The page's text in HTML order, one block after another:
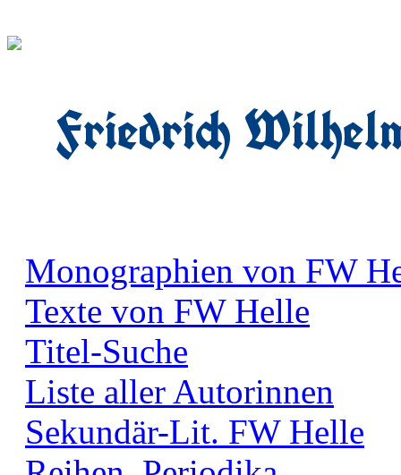
Friedrich
Monographien von FW
Texte von FW Helle
Titel-Suche
Liste aller Autorinnen
Sekundär-Lit. FW Helle